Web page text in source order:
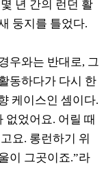
년 간의 런던 활
둥지를 틀었다.
우와는 반대로, 그
동하다가 다시 한
케이스인 셈이다.
없었어요. 어릴 때
요. 롱런하기 위
이 그곳이죠.”라